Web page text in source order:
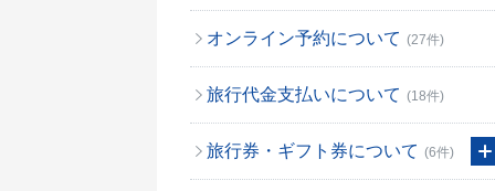
オンライン予約について (27件)
旅行代金支払いについて (18件)
旅行券・ギフト券について (6件)